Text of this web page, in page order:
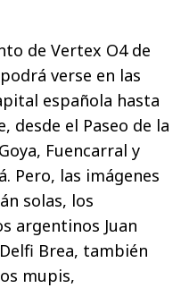
de Vertex O4 de
podrá verse en las
española hasta
desde el Paseo de la
Fuencarral y
Pero, las imágenes
solas, los
argentinos Juan
Brea, también
mupis,